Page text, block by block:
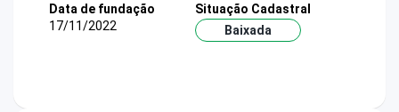
Data de fundação
17/11/2022
Situação Cadastral
Baixada